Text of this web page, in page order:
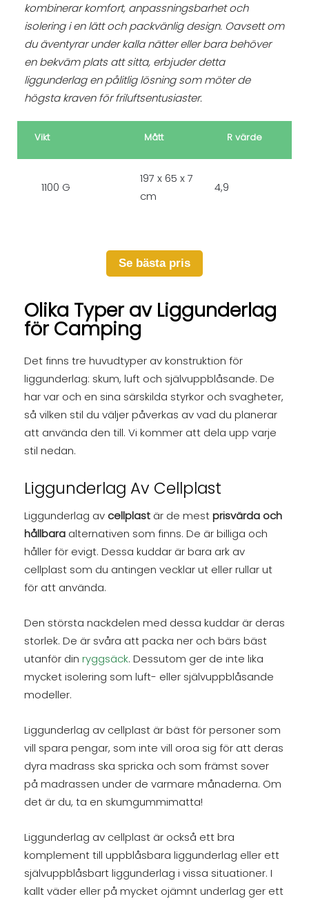
kombinerar komfort, anpassningsbarhet och
isolering i en lätt och packvänlig design. Oavsett om
du äventyrar under kalla nätter eller bara behöver
en bekväm plats att sitta, erbjuder detta
liggunderlag en pålitlig lösning som möter de
högsta kraven för friluftsentusiaster.
Vikt Mått R värde
1100 G
197 x 65 x 7
cm
4,9
Se bästa pris
Olika Typer av Liggunderlag
för Camping
Det finns tre huvudtyper av konstruktion för
liggunderlag: skum, luft och självuppblåsande. De
har var och en sina särskilda styrkor och svagheter,
så vilken stil du väljer påverkas av vad du planerar
att använda den till. Vi kommer att dela upp varje
stil nedan.
Liggunderlag Av Cellplast
Liggunderlag av cellplast är de mestprisvärda och
hållbara alternativen som finns. De är billiga och
håller för evigt. Dessa kuddar är bara ark av
cellplast som du antingen vecklar ut eller rullar ut
för att använda.
Den största nackdelen med dessa kuddar är deras
storlek. De är svåra att packa ner och bärs bäst
utanför din ryggsäck. Dessutom ger de inte lika
mycket isolering som luft- eller självuppblåsande
modeller.
Liggunderlag av cellplast är bäst för personer som
vill spara pengar, som inte vill oroa sig för att deras
dyra madrass ska spricka och som främst sover
på madrassen under de varmare månaderna. Om
det är du, ta en skumgummimatta!
Liggunderlag av cellplast är också ett bra
komplement till uppblåsbara liggunderlag eller ett
självuppblåsbart liggunderlag i vissa situationer. I
kallt väder eller på mycket ojämnt underlag ger ett